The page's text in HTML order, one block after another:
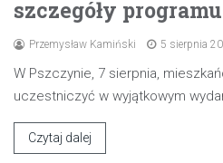
szczegóły programu
Przemysław Kamiński 5 sierpnia
W Pszczynie, 7 sierpnia,
uczestniczyć w wyjątkowym
Czytaj dalej